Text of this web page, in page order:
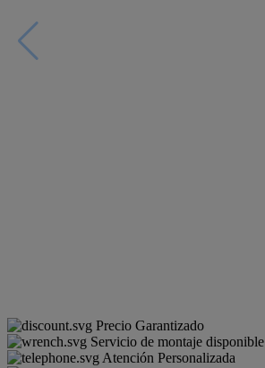
Precio Garantizado
Servicio de montaje disponible
Atención Personalizada